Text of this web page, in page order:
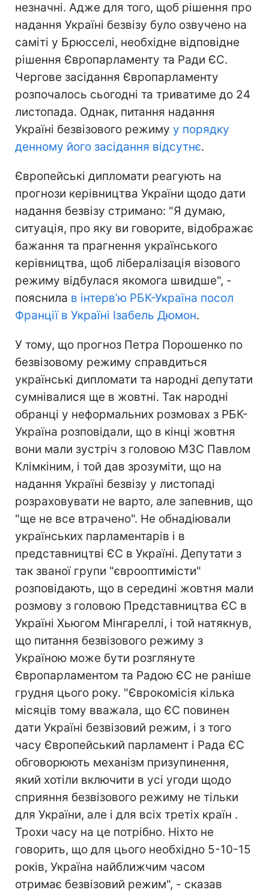
незначні. Адже для того, щоб рішення про
надання Україні безвізу було озвучено на
саміті у Брюсселі, необхідне відповідне
рішення Європарламенту та Ради ЄС.
Чергове засідання Європарламенту
розпочалось сьогодні та триватиме до 24
листопада. Однак, питання надання
Україні безвізового режиму у порядку
денному його засідання відсутнє.
Європейські дипломати реагують на
прогнози керівництва України щодо дати
надання безвізу стримано: "Я думаю,
ситуація, про яку ви говорите, відображає
бажання та прагнення українського
керівництва, щоб лібералізація візового
режиму відбулася якомога швидше", -
пояснила в інтерв’ю РБК-Україна посол
Франції в Україні Ізабель Дюмон.
У тому, що прогноз Петра Порошенко по
безвізовому режиму справдиться
українські дипломати та народні депутати
сумнівалися ще в жовтні. Так народні
обранці у неформальних розмовах з РБК-
Україна розповідали, що в кінці жовтня
вони мали зустріч з головою МЗС Павлом
Клімкіним, і той дав зрозуміти, що на
надання Україні безвізу у листопаді
розраховувати не варто, але запевнив, що
"ще не все втрачено". Не обнадіювали
українських парламентарів і в
представництві ЄС в Україні. Депутати з
так званої групи "єврооптимісти"
розповідають, що в середині жовтня мали
розмову з головою Представництва ЄС в
Україні Хьюгом Мінгареллі, і той натякнув,
що питання безвізового режиму з
Україною може бути розглянуте
Європарламентом та Радою ЄС не раніше
грудня цього року. "Єврокомісія кілька
місяців тому вважала, що ЄС повинен
дати Україні безвізовий режим, і з того
часу Європейський парламент і Рада ЄС
обговорюють механізм призупинення,
який хотіли включити в усі угоди щодо
сприяння безвізового режиму не тільки
для України, але і для всіх третіх країн .
Трохи часу на це потрібно. Ніхто не
говорить, що для цього необхідно 5-10-15
років, Україна найближчим часом
отримає безвізовий режим", - сказав